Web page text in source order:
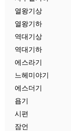
열왕기상
열왕기하
역대기상
역대기하
에스라기
느헤미야기
에스더기
욥기
시편
잠언